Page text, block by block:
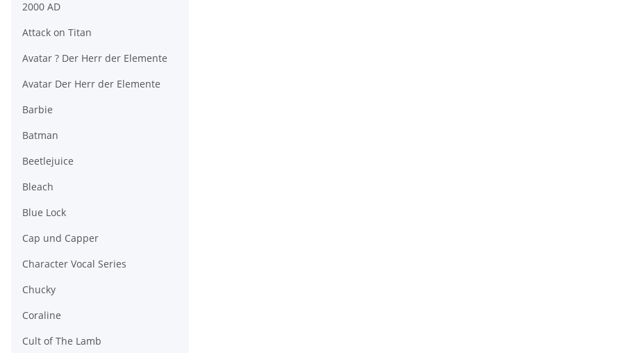
2000 AD
Attack on Titan
Avatar ? Der Herr der Elemente
Avatar Der Herr der Elemente
Barbie
Batman
Beetlejuice
Bleach
Blue Lock
Cap und Capper
Character Vocal Series
Chucky
Coraline
Cult of The Lamb